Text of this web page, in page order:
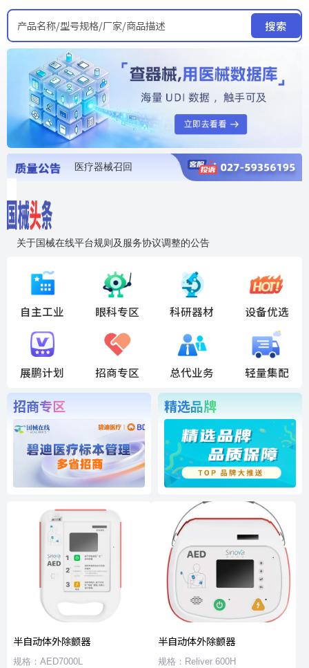
产品名称/型号规格/厂家/商品描述 搜索
医疗器械召回
关于国械在线平台规则及服务协议调整的公告
国药创研AED开启全国招商
自主工业 眼科专区 科研器材 设备优选
展鹏计划 招商专区 总代业务 轻量集配
招商专区 精选品牌
半自动体外除颤器
规格：AED7000L
半自动体外除颤器
规格：Reliver 600H